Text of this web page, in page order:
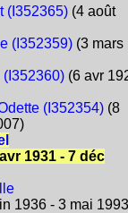
(I352365)(4 août
(I352359)(3 mars
(6 avr
(I352354)(8
1931 - 7 déc
1936 - 3 mai